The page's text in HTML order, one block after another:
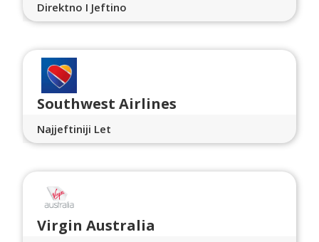
Direktno I Jeftino
Southwest Airlines
Najjeftiniji Let
Virgin Australia